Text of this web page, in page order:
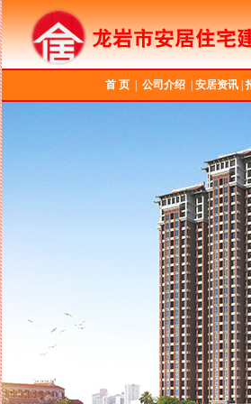
首 页| 公司介绍| 安居资讯|